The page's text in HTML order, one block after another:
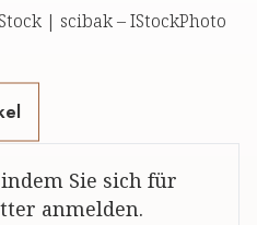
| scibak – IStockPhoto
Sie sich für
anmelden.